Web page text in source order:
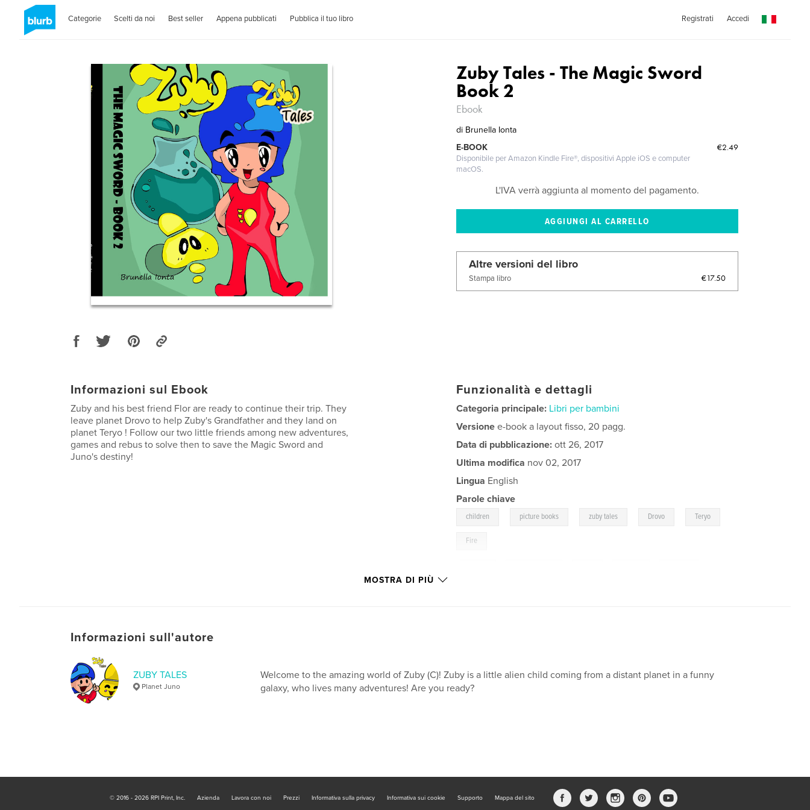
Categorie Scelti da noi Best seller Appena pubblicati Pubblica il tuo libro Registrati Accedi
Zuby Tales - The Magic Sword
Book 2
Ebook
di Brunella Ionta
€2.49
E-BOOK
Disponibile per Amazon Kindle Fire®, dispositivi Apple iOS e computer
macOS.
L'IVA verrà aggiunta al momento del pagamento.
Altre versioni del libro
Stampa libro €17.50
Informazioni sul Ebook
Zuby and his best friend Flor are ready to continue their trip. They
leave planet Drovo to help Zuby's Grandfather and they land on
planet Teryo ! Follow our two little friends among new adventures,
games and rebus to solve then to save the Magic Sword and
Juno's destiny!
Funzionalità e dettagli
Categoria principale: Libri per bambini
Versione e-book a layout fisso, 20 pagg.
Data di pubblicazione: ott 26, 2017
Ultima modifica nov 02, 2017
Lingua English
Parole chiave
children picture books zuby tales Drovo Teryo
Fire
MOSTRA DI PIÙ
Informazioni sull'autore
ZUBY TALES
Planet Juno
Welcome to the amazing world of Zuby (C)! Zuby is a little alien child coming from a distant planet in a funny
galaxy, who lives many adventures! Are you ready?
© 2016 - 2026 RPI Print, Inc. Azienda Lavora con noi Prezzi Informativa sulla privacy Informativa sui cookie Supporto Mappa del sito